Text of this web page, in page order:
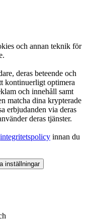
och annan teknik för
deras beteende och
kontinuerligt optimera
och innehåll samt
matcha dina krypterade
erbjudanden via deras
deras tjänster.
integritetspolicy innan du
inställningar